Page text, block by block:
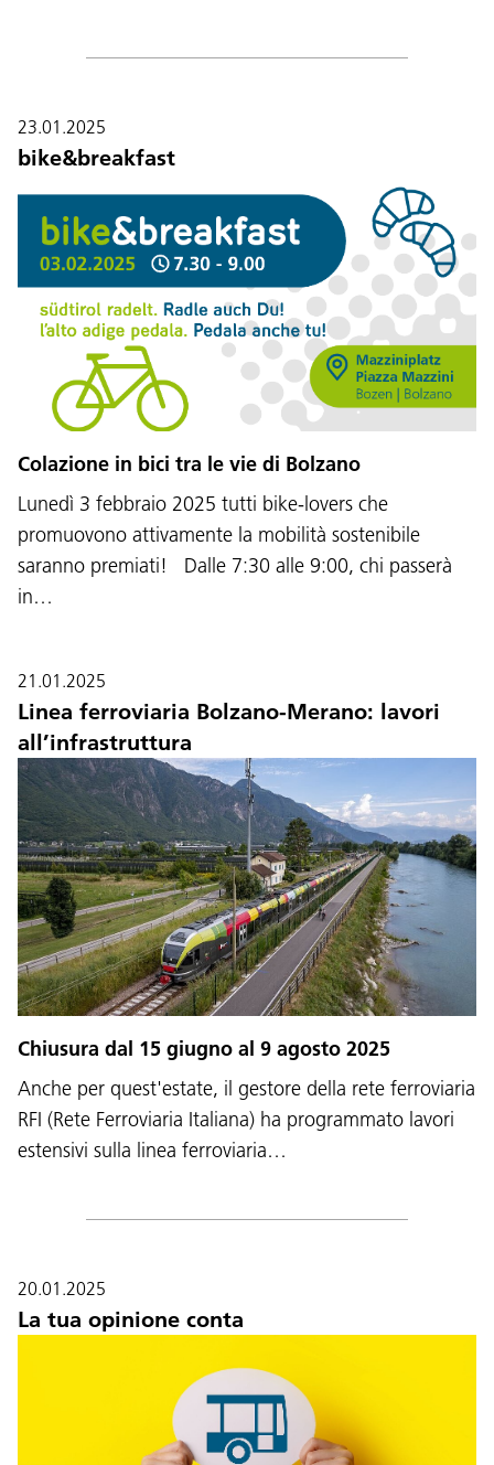
23.01.2025
bike&breakfast
Colazione in bici tra le vie di Bolzano
Lunedì 3 febbraio 2025 tutti bike-lovers che
promuovono attivamente la mobilità sostenibile
saranno premiati! Dalle 7:30 alle 9:00, chi passerà
in…
21.01.2025
Linea ferroviaria Bolzano-Merano: lavori
all’infrastruttura
Chiusura dal 15 giugno al 9 agosto 2025
Anche per quest'estate, il gestore della rete ferroviaria
RFI (Rete Ferroviaria Italiana) ha programmato lavori
estensivi sulla linea ferroviaria…
20.01.2025
La tua opinione conta